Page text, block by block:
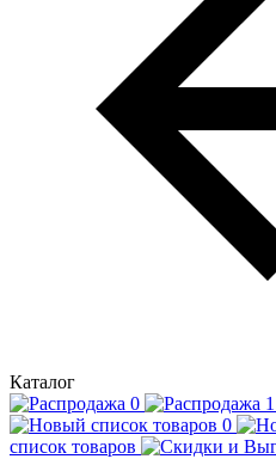
Каталог
список товаров